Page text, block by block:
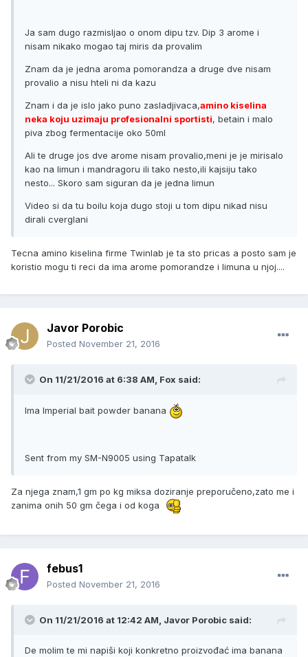
Ja sam dugo razmisljao o onom dipu tzv. Dip 3 arome i
nisam nikako mogao taj miris da provalim
Znam da je jedna aroma pomorandza a druge dve nisam
provalio a nisu hteli ni da kazu
Znam i da je islo jako puno zasladjivaca,amino kiselina
neka koju uzimaju profesionalni sportisti, betain i malo
piva zbog fermentacije oko 50ml
Ali te druge jos dve arome nisam provalio,meni je je mirisalo
kao na limun i mandragoru ili tako nesto,ili kajsiju tako
nesto... Skoro sam siguran da je jedna limun
Video si da tu boilu koja dugo stoji u tom dipu nikad nisu
dirali cverglani
Tecna amino kiselina firme Twinlab je ta sto pricas a posto sam je
koristio mogu ti reci da ima arome pomorandze i limuna u njoj....
Javor Porobic
Posted November 21, 2016
On 11/21/2016 at 6:38 AM, Fox said:
Ima Imperial bait powder banana
Sent from my SM-N9005 using Tapatalk
Za njega znam,1 gm po kg miksa doziranje preporučeno,zato me i
zanima onih 50 gm čega i od koga
febus1
Posted November 21, 2016
On 11/21/2016 at 12:42 AM, Javor Porobic said:
De molim te mi napiši koji konkretno proizvođać ima banana